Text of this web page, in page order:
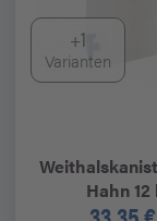
+1
Varianten
Hahn 12 l